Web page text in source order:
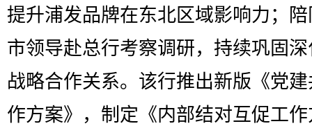
提升浦发品牌在东北区域影响力；
市领导赴总行考察调研，持续巩固
战略合作关系。该行推出新版《党
作方案》，制定《内部结对互促工作